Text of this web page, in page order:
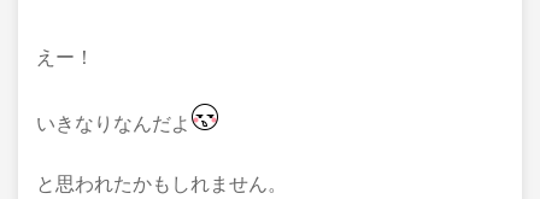
えー！
いきなりなんだよ
と思われたかもしれません。